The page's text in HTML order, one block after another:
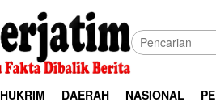
HUKRIM DAERAH NASIONAL